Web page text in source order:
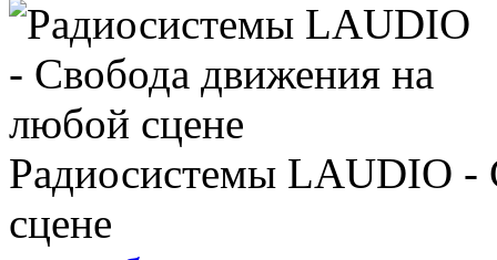
Радиосистемы LAUDIO -
сцене